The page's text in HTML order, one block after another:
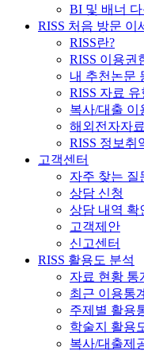
BI 및 배너
RISS 처음 방문 이
RISS란?
RISS 이용권
내 추천논문
RISS 자료
복사/대출 이
해외전자자
RISS 정보취
고객센터
자주 찾는 질
상담 신청
상담 내역 확
고객제안
신고센터
RISS 활용도 분석
자료 현황 통
최근 이용통
주제별 활용
학술지 활용
복사/대출제